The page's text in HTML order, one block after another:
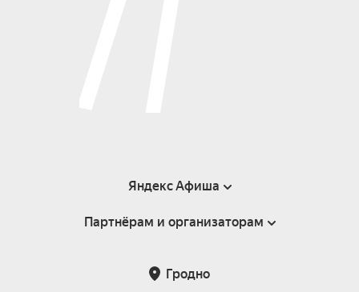
Яндекс Афиша
Справка
Партнёрам и организаторам
Гродно